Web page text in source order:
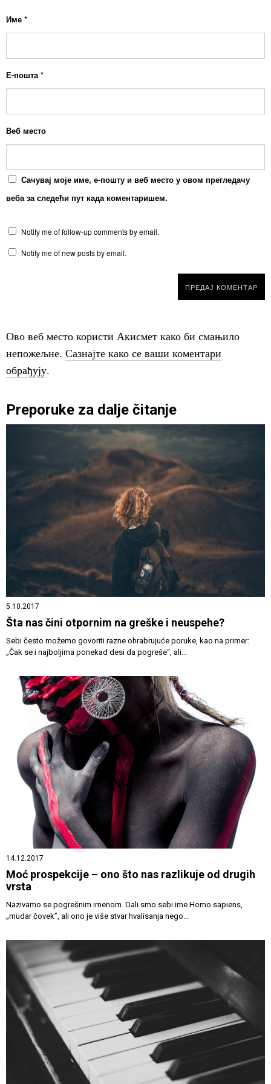
Име *
Е-пошта *
Веб место
Сачувај моје име, е-пошту и веб место у овом прегледачу
веба за следећи пут када коментаришем.
Notify me of follow-up comments by email.
Notify me of new posts by email.
Ово веб место користи Акисмет како би смањило
непожељне. Сазнајте како се ваши коментари
обрађују.
Preporuke za dalje čitanje
5.10.2017
Šta nas čini otpornim na greške i neuspehe?
Sebi često možemo govoriti razne ohrabrujuće poruke, kao na primer:
„Čak se i najboljima ponekad desi da pogreše“, ali...
14.12.2017
Moć prospekcije – ono što nas razlikuje od drugih
vrsta
Nazivamo se pogrešnim imenom. Dali smo sebi ime Homo sapiens,
„mudar čovek”, ali ono je više stvar hvalisanja nego...